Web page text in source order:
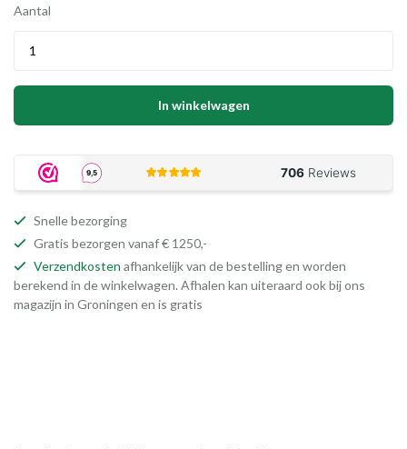
Aantal
In winkelwagen
Snelle bezorging
Gratis bezorgen vanaf € 1250,-
Verzendkosten afhankelijk van de bestelling en worden
berekend in de winkelwagen. Afhalen kan uiteraard ook bij ons
magazijn in Groningen en is gratis